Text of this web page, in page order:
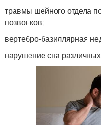
травмы шейного отдела
позвонков;
вертебро-базиллярная
нарушение сна